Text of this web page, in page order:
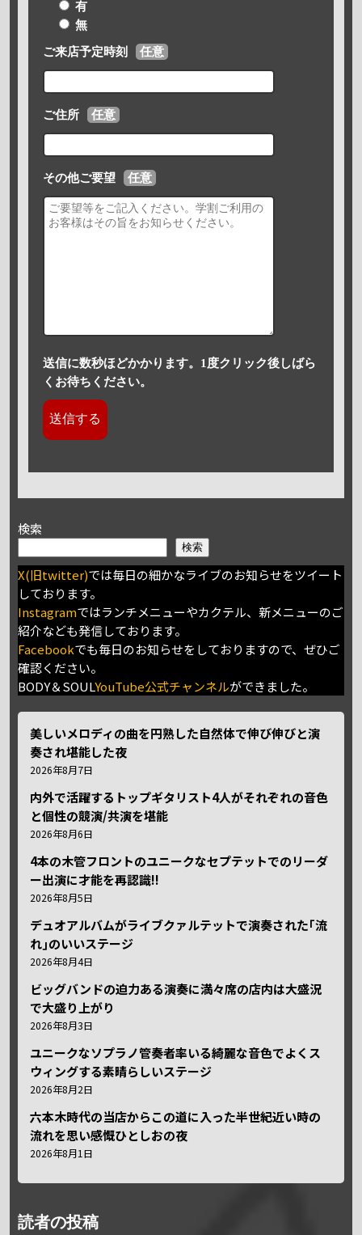
有
無
ご来店予定時刻 任意
ご住所 任意
その他ご要望 任意
送信に数秒ほどかかります。1度クリック後しばら
くお待ちください。
検索
検索
X(旧twitter)では毎日の細かなライブのお知らせをツイート
しております。
Instagramではランチメニューやカクテル、新メニューのご
紹介なども発信しております。
Facebookでも毎日のお知らせをしておりますので、ぜひご
確認ください。
BODY＆SOULYouTube公式チャンネルができました。
美しいメロディの曲を円熟した自然体で伸び伸びと演
奏され堪能した夜
2026年8月7日
内外で活躍するトップギタリスト4人がそれぞれの音色
と個性の競演/共演を堪能
2026年8月6日
4本の木管フロントのユニークなセプテットでのリーダ
ー出演に才能を再認識!!
2026年8月5日
デュオアルバムがライブクァルテットで演奏された｢流
れ｣のいいステージ
2026年8月4日
ビッグバンドの迫力ある演奏に満々席の店内は大盛況
で大盛り上がり
2026年8月3日
ユニークなソプラノ管奏者率いる綺麗な音色でよくス
ウィングする素晴らしいステージ
2026年8月2日
六本木時代の当店からこの道に入った半世紀近い時の
流れを思い感慨ひとしおの夜
2026年8月1日
読者の投稿